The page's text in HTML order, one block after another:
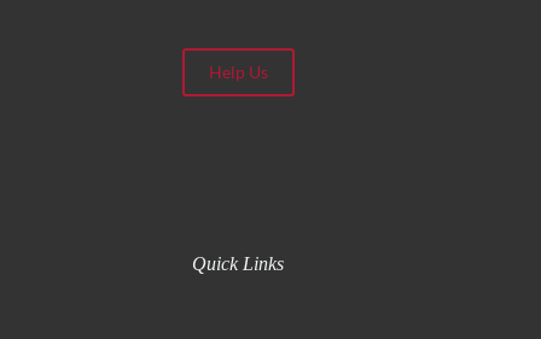
Help Us
Quick Links